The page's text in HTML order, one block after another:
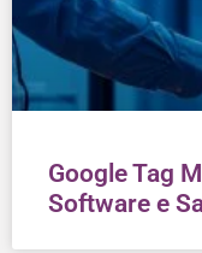
Google Tag
Software e